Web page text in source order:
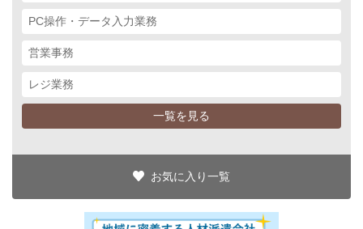
PC操作・データ入力業務
営業事務
レジ業務
一覧を見る
お気に入り一覧